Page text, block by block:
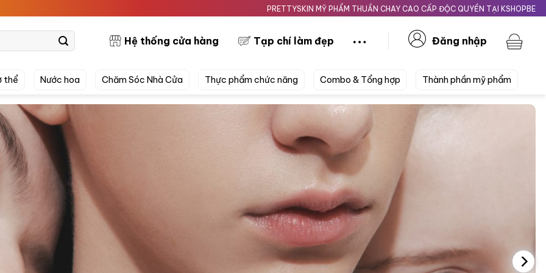
PRETTYSKIN MỸ PHẨM THUẦN CHAY CAO CẤP ĐỘC QUYỀN TẠI KSHOPBEAUTY.VN
Hệ thống cửa hàng Tạp chí làm đẹp Đăng nhập
thể Nước hoa Chăm Sóc Nhà Cửa Thực phẩm chức năng Combo & Tổng hợp Thành phần mỹ phẩm